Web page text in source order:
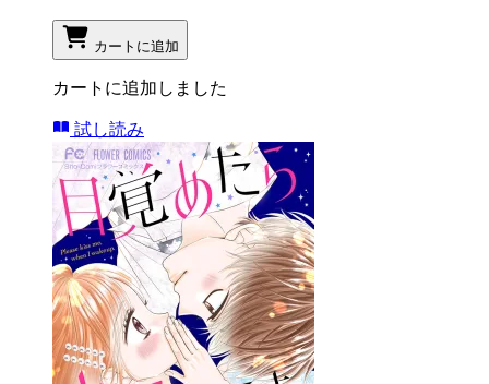
カートに追加
カートに追加しました
試し読み